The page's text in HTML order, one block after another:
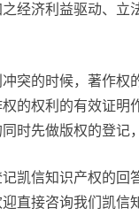
经济利益驱动、
突的时候，著作
的权利的有效证明
时先做版权的登记
凯信知识产权的回
直接咨询我们凯信